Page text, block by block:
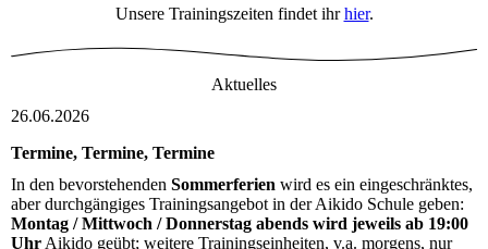
Unsere Trainingszeiten findet ihrhier.
Aktuelles
26.06.2026
Termine, Termine, Termine
In den bevorstehenden Sommerferien wird es ein eingeschränktes,
aber durchgängiges Trainingsangebot in der Aikido Schule geben:
Montag / Mittwoch / Donnerstag abends wird jeweils ab 19:00
UhrAikido geübt; weitere Trainingseinheiten, v.a. morgens, nur